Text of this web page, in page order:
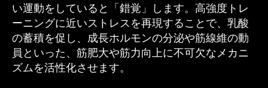
い運動をしていると「錯覚」します。高強度トレ
ーニングに近いストレスを再現することで、乳酸
の蓄積を促し、成長ホルモンの分泌や筋線維の動
員といった、筋肥大や筋力向上に不可欠なメカニ
ズムを活性化させます。